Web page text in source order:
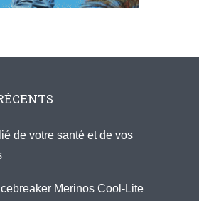
de votre santé et de vos
Merinos Cool-Lite